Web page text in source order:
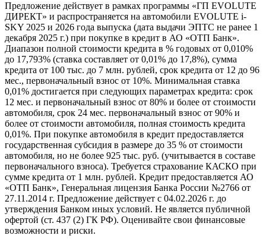
Предложение действует в рамках программы «ГП EVOLUTE
ДИРЕКТ» и распространяется на автомобили EVOLUTE i-
SKY 2025 и 2026 года выпуска (дата выдачи ЭПТС не ранее 1
декабря 2025 г.) при покупке в кредит в АО «ОТП Банк».
Диапазон полной стоимости кредита в % годовых от 0,010%
до 17,793% (ставка составляет от 0,01% до 17,8%), сумма
кредита от 100 тыс. до 7 млн. рублей, срок кредита от 12 до 96
мес., первоначальный взнос от 10%. Минимальная ставка
0,01% достигается при следующих параметрах кредита: срок
12 мес. и первоначальный взнос от 80% и более от стоимости
автомобиля, срок 24 мес. первоначальный взнос от 90% и
более от стоимости автомобиля, полная стоимость кредита
0,01%. При покупке автомобиля в кредит предоставляется
государственная субсидия в размере до 35 % от стоимости
автомобиля, но не более 925 тыс. руб. (учитывается в составе
первоначального взноса). Требуется страхование КАСКО при
сумме кредита от 1 млн. рублей. Кредит предоставляется АО
«ОТП Банк», Генеральная лицензия Банка России №2766 от
27.11.2014 г. Предложение действует с 04.02.2026 г. до
утверждения Банком иных условий. Не является публичной
офертой (ст. 437 (2) ГК РФ). Оценивайте свои финансовые
возможности и риски.